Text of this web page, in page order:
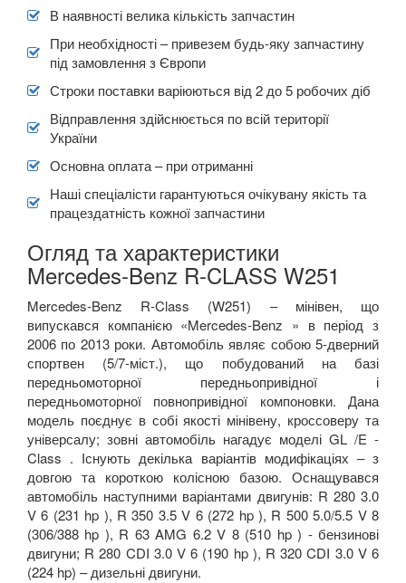
В наявності велика кількість запчастин
При необхідності – привезем будь-яку запчастину
під замовлення з Європи
Строки поставки варіюються від 2 до 5 робочих діб
Відправлення здійснюється по всій території
України
Основна оплата – при отриманні
Наші спеціалісти гарантуються очікувану якість та
працездатність кожної запчастини
Огляд та характеристики
Mercedes-Benz R-CLASS W251
Mercedes-Benz R-Class (W251) – мінівен, що
випускався компанією «Mercedes-Benz » в період з
2006 по 2013 роки. Автомобіль являє собою 5-дверний
спортвен (5/7-міст.), що побудований на базі
передньомоторної передньопривідної і
передньомоторної повнопривідної компоновки. Дана
модель поєднує в собі якості мінівену, кроссоверу та
універсалу; зовні автомобіль нагадує моделі GL /E -
Class . Існують декілька варіантів модифікаціях – з
довгою та короткою колісною базою. Оснащувався
автомобіль наступними варіантами двигунів: R 280 3.0
V 6 (231 hp ), R 350 3.5 V 6 (272 hp ), R 500 5.0/5.5 V 8
(306/388 hp ), R 63 AMG 6.2 V 8 (510 hp ) - бензинові
двигуни; R 280 CDI 3.0 V 6 (190 hp ), R 320 CDI 3.0 V 6
(224 hp) – дизельні двигуни.